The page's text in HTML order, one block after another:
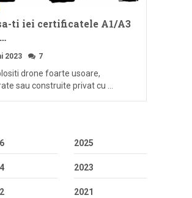
ti iei certificatele A1/A3
2023 7
drone foarte usoare,
sau construite privat cu …
2025
2023
2021